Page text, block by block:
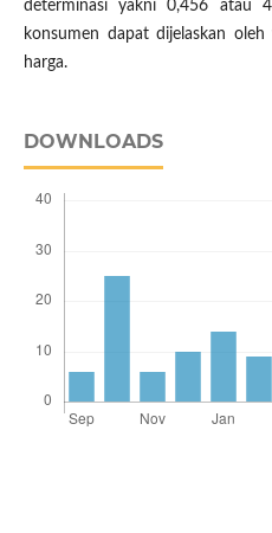
determinasi yakni 0,456 atau
konsumen dapat dijelaskan
harga.
DOWNLOADS